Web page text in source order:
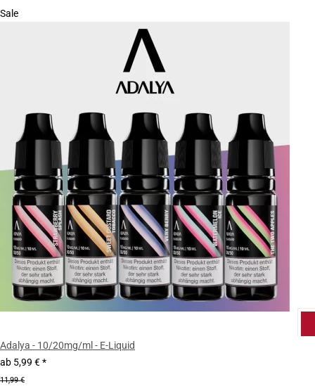
Sale
Adalya - 10/20mg/ml - E-Liquid
ab 5,99 €*
11,99 €